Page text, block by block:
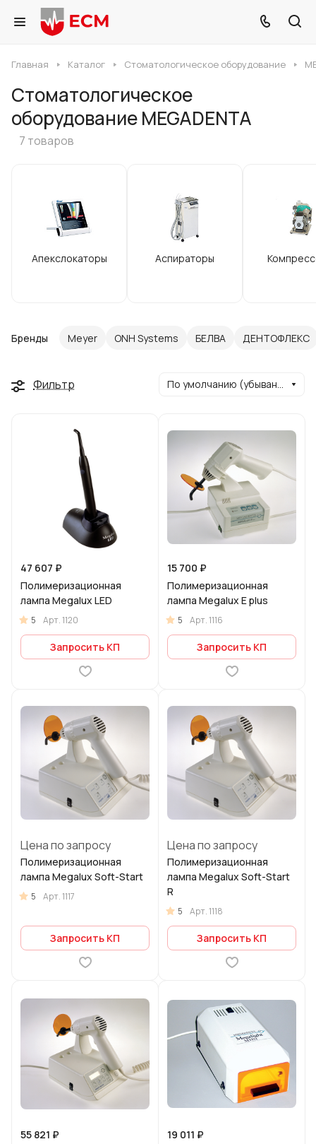
Главная Каталог Стоматологическое оборудование
Стоматологическое
оборудование MEGADENTA
7 товаров
Апекслокаторы Аспираторы
Бренды Meyer ONH Systems БЕЛВА ДЕНТОФЛЕКС
Фильтр По умолчанию (убывание)
47 607 ₽
Полимеризационная
лампа Megalux LED
5 Арт.1120
Запросить КП
15 700 ₽
Полимеризационная
лампа Megalux E plus
5 Арт.1116
Запросить КП
Цена по запросу
Полимеризационная
лампа Megalux Soft-Start
5 Арт.1117
Запросить КП
Цена по запросу
Полимеризационная
лампа Megalux Soft-Start
R
5 Арт.1118
Запросить КП
55 821 ₽
19 011 ₽